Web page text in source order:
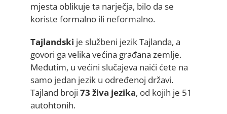
mjesta oblikuje ta narječja, bilo da se
koriste formalno ili neformalno.
Tajlandski je službeni jezik Tajlanda, a
govori ga velika većina građana zemlje.
Međutim, u većini slučajeva naići ćete na
samo jedan jezik u određenoj državi.
Tajland broji 73 živa jezika, od kojih je 51
autohtonih.